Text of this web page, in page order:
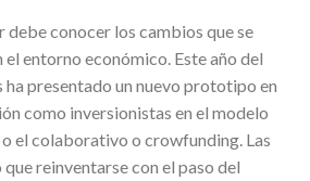
debe conocer los cambios que se
el entorno económico. Este año del
presentado un nuevo prototipo en
como inversionistas en el modelo
el colaborativo o crowfunding. Las
reinventarse con el paso del